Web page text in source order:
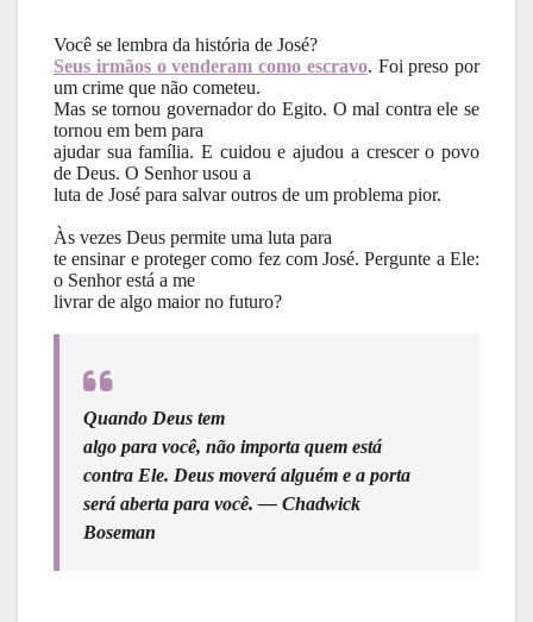
Você se lembra da história de José?
Seus irmãos o venderam como escravo. Foi preso por
um crime que não cometeu.
Mas se tornou governador do Egito. O mal contra ele se
tornou em bem para
ajudar sua família. E cuidou e ajudou a crescer o povo
de Deus. O Senhor usou a
luta de José para salvar outros de um problema pior.
Às vezes Deus permite uma luta para
te ensinar e proteger como fez com José. Pergunte a Ele:
o Senhor está a me
livrar de algo maior no futuro?
Quando Deus tem
algo para você, não importa quem está
contra Ele. Deus moverá alguém e a porta
será aberta para você. — Chadwick
Boseman